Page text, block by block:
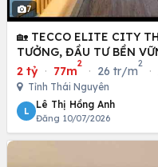
7
🏡 TECCO ELITE CITY
TƯỞNG, ĐẦU TƯ BỀN
2 tỷ · 77m
2
· 26 tr/m
2
·
Tỉnh Thái Nguyên
L
Lê Thị Hồng Anh
Đăng 10/07/2026